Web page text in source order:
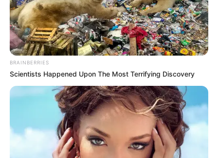
BRAINBERRIES
Scientists Happened Upon The Most Terrifying Discovery